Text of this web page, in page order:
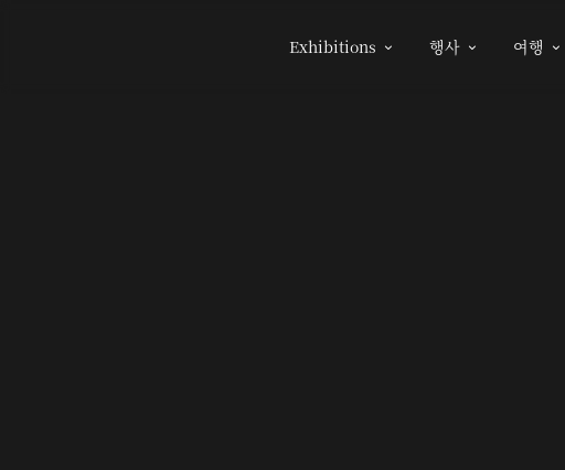
Exhibitions  행사  여행 